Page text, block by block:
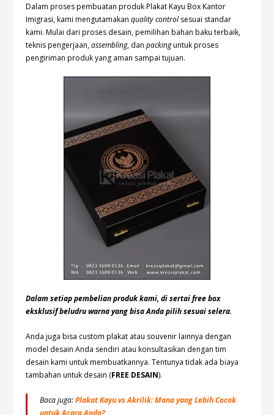
Dalam proses pembuatan produk Plakat Kayu Box Kantor
Imigrasi, kami mengutamakanquality controlsesuai standar
kami. Mulai dari proses desain, pemilihan bahan baku terbaik,
teknis pengerjaan,assembling, danpackinguntuk proses
pengiriman produk yang aman sampai tujuan.
Dalam setiap pembelian produk kami, di sertai free box
eksklusif beludru warna yang bisa Anda pilih sesuai selera.
Anda juga bisa custom plakat atau souvenir lainnya dengan
model desain Anda sendiri atau konsultasikan dengan tim
desain kami untuk membuatkannya. Tentunya tidak ada biaya
tambahan untuk desain (FREE DESAIN).
Baca juga:Plakat Kayu vs Akrilik: Mana yang Lebih Cocok
untuk Acara Anda?